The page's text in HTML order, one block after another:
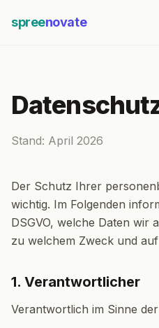
spreenovate
Stand: April 2026
Der Schutz Ihrer
wichtig. Im Folgenden
DSGVO, welche Daten wir
zu welchem Zweck und
1. Verantwortlicher
Verantwortlich im Sinne der